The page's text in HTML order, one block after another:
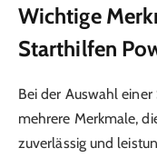
Wichtige
Starthilfen
Bei der Auswahl einer
mehrere Merkmale,
zuverlässig und